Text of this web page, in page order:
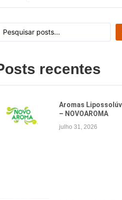
recentes
Aromas
– NOVOAROMA
julho 31, 2026